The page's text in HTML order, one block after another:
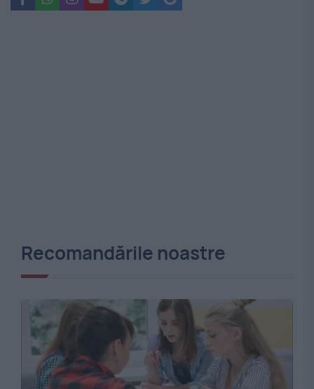
Recomandările noastre